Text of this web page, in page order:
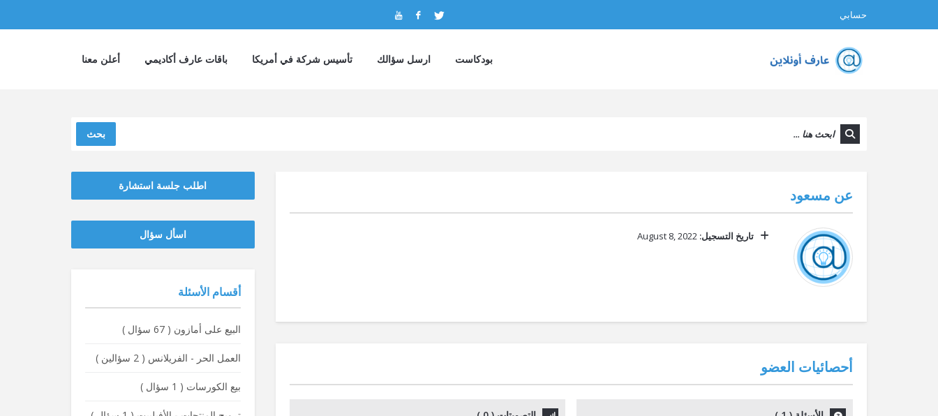
حسابي
بودكاست ارسل سؤالك تأسيس شركة في أمريكا باقات عارف أكاديمي أعلن معنا
بحث
عن مسعود
تاريخ التسجيل: August 8, 2022
أحصائيات العضو
اطلب جلسة استشارة
‫‫اسأل سؤال
أقسام الأسئلة
البيع على أمازون (67 سؤال )
العمل الحر - الفريلانس (2 سؤالين )
بيع الكورسات ( 1 سؤال )